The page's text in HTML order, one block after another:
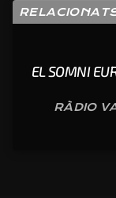
EL SOMNI
RÀDIO